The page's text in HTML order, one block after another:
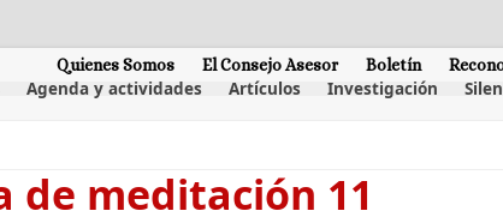
Quienes Somos El Consejo Asesor Boletín
Agenda y actividades Artículos Investigación
de meditación 11